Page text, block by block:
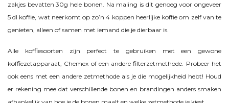
zakjes bevatten 30g hele bonen. Na maling is dit genoeg voor ongeveer
5 dl koffie, wat neerkomt op zo’n 4 koppen heerlijke koffie om zelf van te
genieten, alleen of samen met iemand die je dierbaar is.
Alle koffiesoorten zijn perfect te gebruiken met een gewone
koffiezetapparaat, Chemex of een andere filterzetmethode. Probeer het
ook eens met een andere zetmethode als je die mogelijkheid hebt! Houd
er rekening mee dat verschillende bonen en brandingen anders smaken